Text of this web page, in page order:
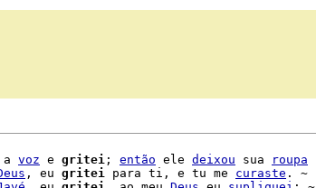
a voz e gritei ; então ele deixou sua
roupa
, eu gritei para ti, e tu me curaste . ~